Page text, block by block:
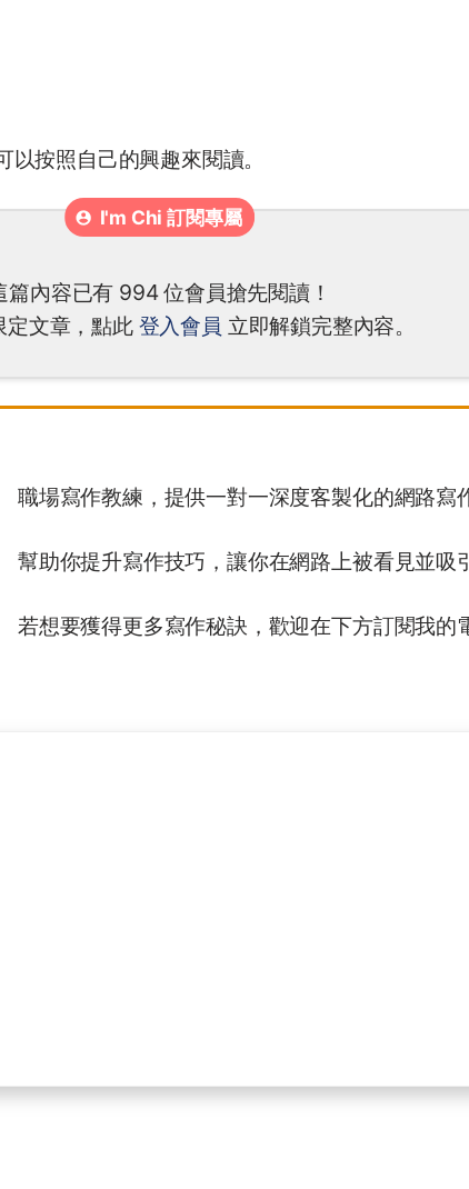
按照自己的興趣來閱讀。
篇內容已有 994 位會員搶先閱讀！
定文章，點此 登入會員 立即解鎖完整內容。
職場寫作教練，提供一對一深度客製化的網路寫
幫助你提升寫作技巧，讓你在網路上被看見並吸
若想要獲得更多寫作秘訣，歡迎在下方訂閱我的